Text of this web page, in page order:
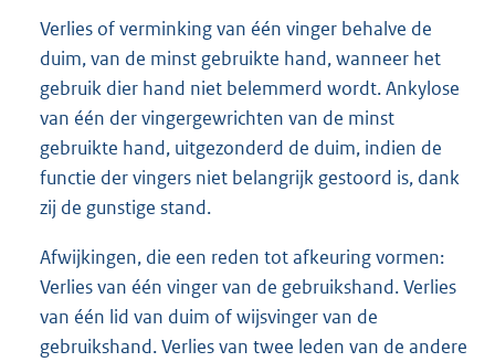
Verlies of verminking van één vinger behalve de
duim, van de minst gebruikte hand, wanneer het
gebruik dier hand niet belemmerd wordt. Ankylose
van één der vingergewrichten van de minst
gebruikte hand, uitgezonderd de duim, indien de
functie der vingers niet belangrijk gestoord is, dank
zij de gunstige stand.
Afwijkingen, die een reden tot afkeuring vormen:
Verlies van één vinger van de gebruikshand. Verlies
van één lid van duim of wijsvinger van de
gebruikshand. Verlies van twee leden van de andere